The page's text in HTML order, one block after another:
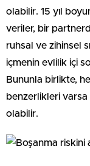
olabilir. 15 yıl
veriler, bir
ruhsal ve zihinsel
içmenin evlilik içi
Bununla birlikte,
benzerlikleri
olabilir.